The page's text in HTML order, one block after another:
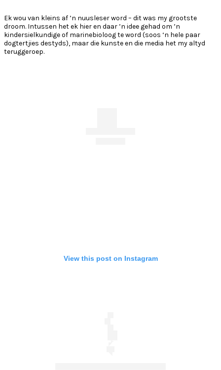
Ek wou van kleins af ’n nuusleser word – dit was my grootste
droom. Intussen het ek hier en daar ’n idee gehad om ’n
kindersielkundige of marinebioloog te word (soos ‘n hele paar
dogtertjies destyds), maar die kunste en die media het my altyd
teruggeroep.
View this post on Instagram